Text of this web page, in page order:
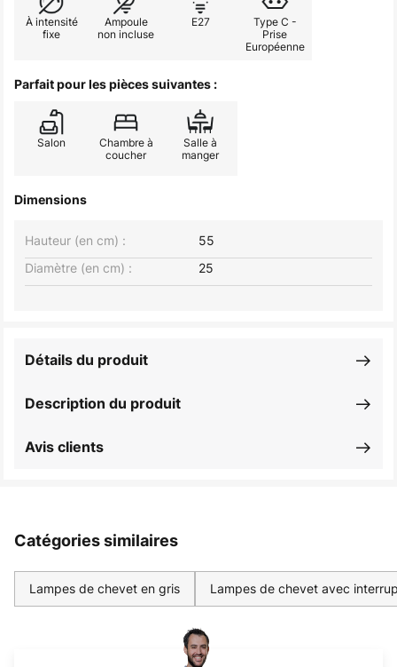
À intensité
fixe
Ampoule
non incluse
E27
Type C -
Prise
Européenne
Parfait pour les pièces suivantes :
Salon
Chambre à
coucher
Salle à
manger
Dimensions
Hauteur (en cm) :
55
Diamètre (en cm) :
25
Description du produit
Détails du produit
Avis clients
Catégories similaires
Lampes de chevet en gris Lampes de chevet avec